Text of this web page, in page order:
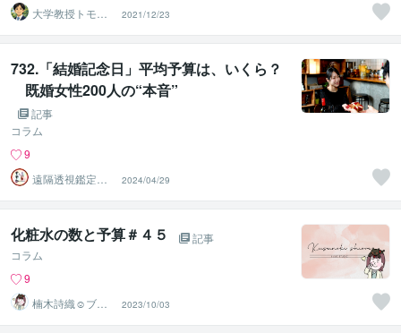
大学教授トモ｜
元東大教員
2021/12/23
732.「結婚記念日」平均予算は、いくら？
既婚女性200人の“本音”
記事
コラム
9
遠隔透視鑑定
師・すずか✡
2024/04/29
化粧水の数と予算＃４５
記事
コラム
9
楠木詩織☺︎ブロ
グ❇︎生活科・家
庭研究部
2023/10/03